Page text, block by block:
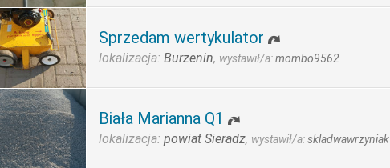
Sprzedam wertykulator
lokalizacja: Burzenin, wystawił/a:mombo9562
Biała Marianna Q1
lokalizacja: powiat Sieradz, wystawił/a:skladwawrzyniak